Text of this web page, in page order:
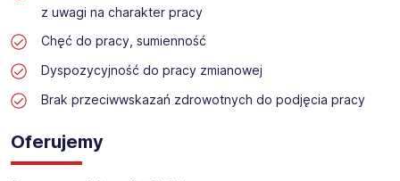
z uwagi na charakter pracy
Chęć do pracy, sumienność
Dyspozycyjność do pracy zmianowej
Brak przeciwwskazań zdrowotnych do podjęcia pracy
Oferujemy